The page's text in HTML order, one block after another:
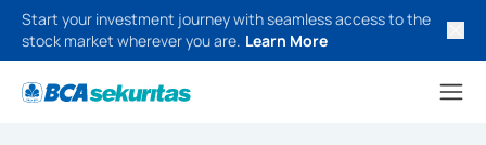
Start your investment journey with seamless access to the
stock market wherever you are. Learn More